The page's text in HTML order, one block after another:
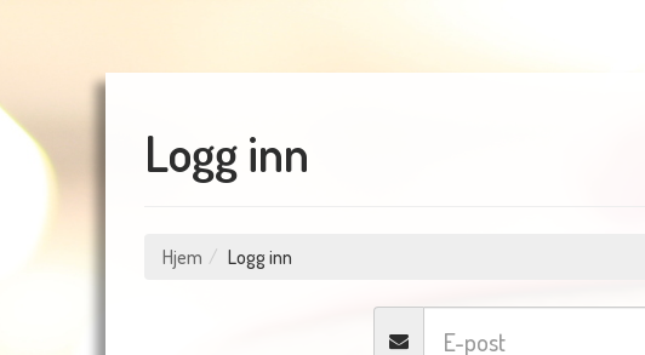
Logg inn
Hjem Logg inn